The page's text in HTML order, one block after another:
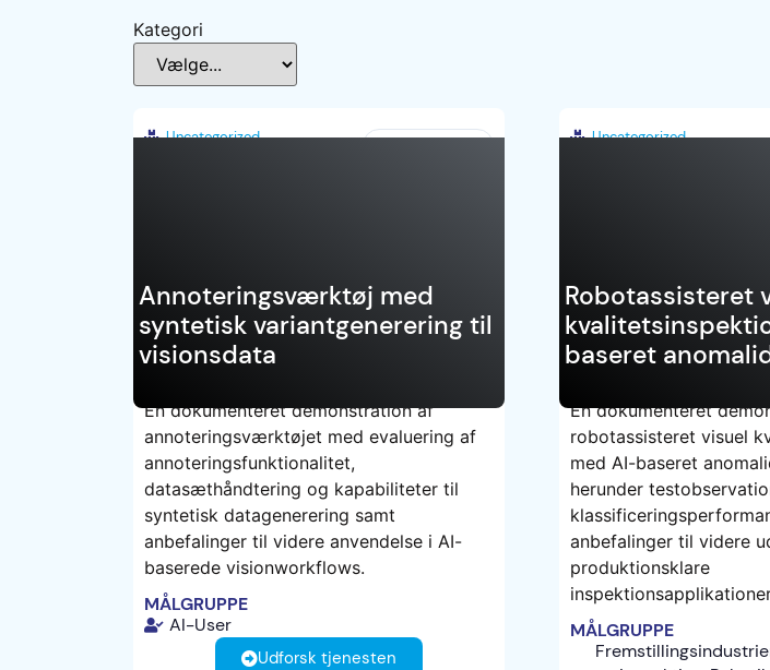
Kategori
Uncategorized
Annoteringsværktøj med
syntetisk variantgenerering til
visionsdata
TEST
En dokumenteret demonstration af
annoteringsværktøjet med evaluering af
annoteringsfunktionalitet,
datasæthåndtering og kapabiliteter til
syntetisk datagenerering samt
anbefalinger til videre anvendelse i AI-
baserede visionworkflows.
MÅLGRUPPE
AI-User
Udforsk tjenesten
Uncategorized
Robotassisteret
baseret
TEST
En dokumenteret
robotassisteret visuel
med AI-baseret
herunder
anbefalinger til videre
produktionsklare
MÅLGRUPPE